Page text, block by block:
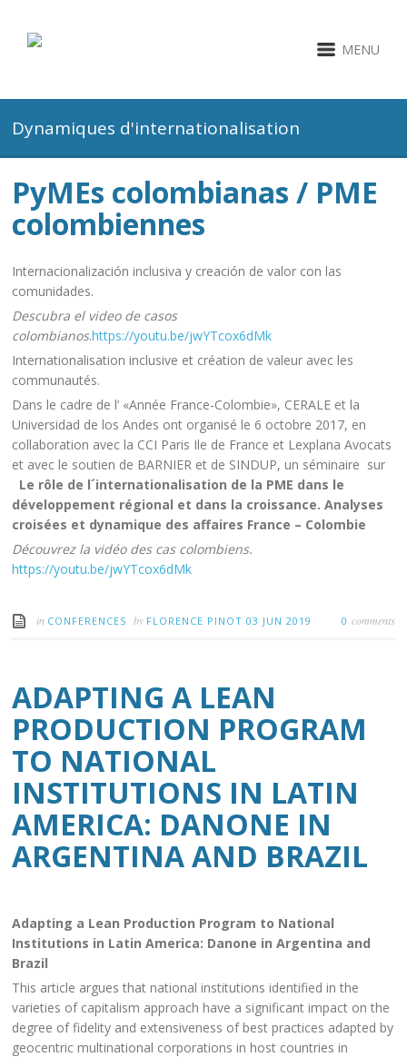
MENU
Dynamiques d'internationalisation
PyMEs colombianas / PME
colombiennes
Internacionalización inclusiva y creación de valor con las
comunidades.
Descubra el video de casos
colombianos.https://youtu.be/jwYTcox6dMk
Internationalisation inclusive et création de valeur avec les
communautés.
Dans le cadre de l’ «Année France-Colombie», CERALE et la
Universidad de los Andes ont organisé le 6 octobre 2017, en
collaboration avec la CCI Paris Ile de France et Lexplana Avocats
et avec le soutien de BARNIER et de SINDUP, un séminaire sur
Le rôle de l´internationalisation de la PME dans le
développement régional et dans la croissance. Analyses
croisées et dynamique des affaires France – Colombie
Découvrez la vidéo des cas colombiens.
https://youtu.be/jwYTcox6dMk
in CONFERENCES by FLORENCE PINOT03 JUN 2019 0 comments
ADAPTING A LEAN
PRODUCTION PROGRAM
TO NATIONAL
INSTITUTIONS IN LATIN
AMERICA: DANONE IN
ARGENTINA AND BRAZIL
Adapting a Lean Production Program to National
Institutions in Latin America: Danone in Argentina and
Brazil
This article argues that national institutions identified in the
varieties of capitalism approach have a significant impact on the
degree of fidelity and extensiveness of best practices adapted by
geocentric multinational corporations in host countries in